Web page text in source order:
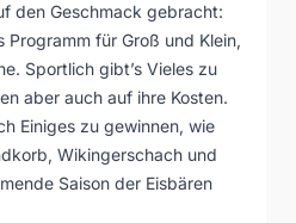
den Geschmack gebracht:
Programm für Groß und Klein,
Sportlich gibt’s Vieles zu
aber auch auf ihre Kosten.
Einiges zu gewinnen, wie
Wikingerschach und
Saison der Eisbären